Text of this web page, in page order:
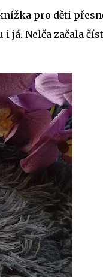
pro děti
i já. Nelča začala číst